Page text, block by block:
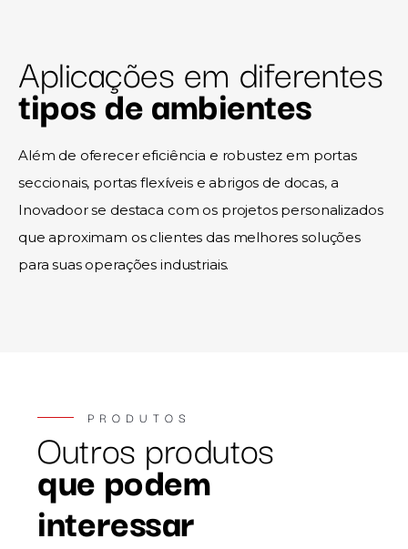
Aplicações em diferentes
tipos de ambientes
Além de oferecer eficiência e robustez em portas
seccionais, portas flexíveis e abrigos de docas, a
Inovadoor se destaca com os projetos personalizados
que aproximam os clientes das melhores soluções
para suas operações industriais.
PRODUTOS
Outros produtos
que podem
interessar